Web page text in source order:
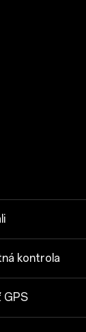
kontrola
GPS